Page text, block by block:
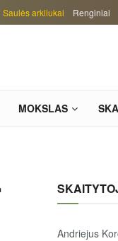
Saulės arkliukai Renginiai
MOKSLAS
Andriejus